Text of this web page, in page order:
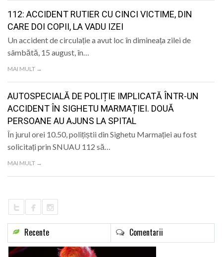
112: ACCIDENT RUTIER CU CINCI VICTIME, DIN
CARE DOI COPII, LA VADU IZEI
Un accident de circulație a avut loc în dimineața zilei de
sâmbătă, 15 august, în…
MAI MULT →
AUTOSPECIALĂ DE POLIȚIE IMPLICATĂ ÎNTR-UN
ACCIDENT ÎN SIGHETU MARMAȚIEI. DOUĂ
PERSOANE AU AJUNS LA SPITAL
În jurul orei 10.50, polițiștii din Sighetu Marmației au fost
solicitați prin SNUAU 112 să…
MAI MULT →
Recente Comentarii